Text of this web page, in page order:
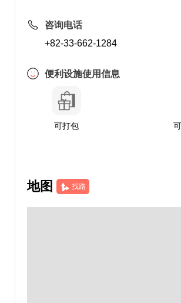
咨询电话
+82-33-662-1284
便利设施使用信息
可打包
地图 找路